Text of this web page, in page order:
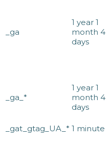
_ga
1 year 1
month 4
days
_ga_*
1 year 1
month 4
days
_gat_gtag_UA_* 1 minute